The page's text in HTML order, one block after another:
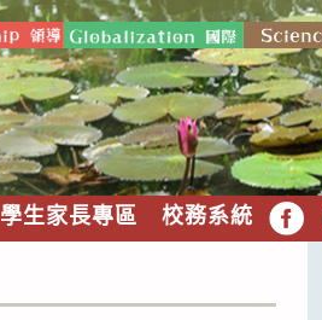
學生家長專區 校務系統 FB